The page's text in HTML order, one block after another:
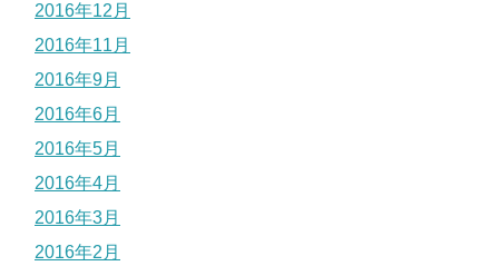
2016年12月
2016年11月
2016年9月
2016年6月
2016年5月
2016年4月
2016年3月
2016年2月